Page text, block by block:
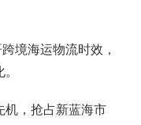
境海运物流时效，
机，抢占新蓝海市